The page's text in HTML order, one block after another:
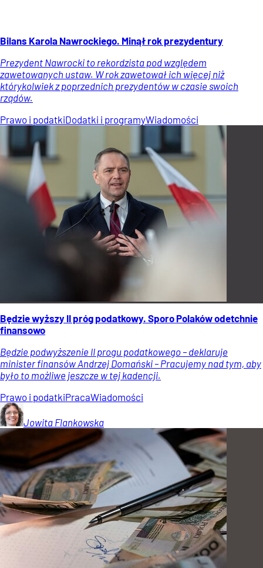
Bilans Karola Nawrockiego. Minął rok prezydentury
Prezydent Nawrocki to rekordzista pod względem
zawetowanych ustaw. W rok zawetował ich więcej niż
którykolwiek z poprzednich prezydentów w czasie swoich
rządów.
Prawo i podatkiDodatki i programyWiadomości
Będzie wyższy II próg podatkowy. Sporo Polaków odetchnie
finansowo
Będzie podwyższenie II progu podatkowego – deklaruje
minister finansów Andrzej Domański – Pracujemy nad tym, aby
było to możliwe jeszcze w tej kadencji.
Prawo i podatkiPracaWiadomości
Jowita Flankowska